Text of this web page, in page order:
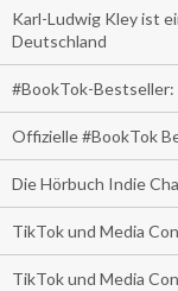
Karl-Ludwig Kley ist
Deutschland
#BookTok-
Offizielle #BookTok
Die Hörbuch Indie
TikTok und Media
TikTok und Media